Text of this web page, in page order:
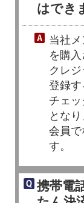
はでき
当社
を購
クレ
登録
チェ
とな
会員
す。
携帯電